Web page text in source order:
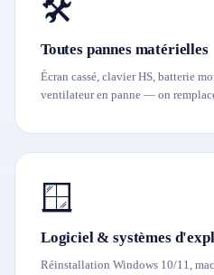
🛠️
Toutes pannes matérielles
Écran cassé, clavier HS, batterie
ventilateur en panne — on
🪟
Logiciel & systèmes
Réinstallation Windows 10/11,